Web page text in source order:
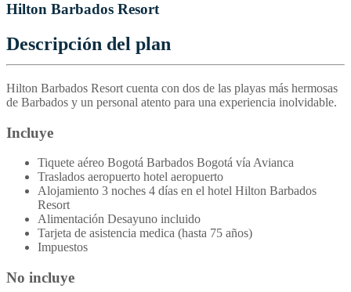
Hilton Barbados Resort
Descripción del plan
Hilton Barbados Resort cuenta con dos de las playas más hermosas
de Barbados y un personal atento para una experiencia inolvidable.
Incluye
Tiquete aéreo Bogotá Barbados Bogotá vía Avianca
Traslados aeropuerto hotel aeropuerto
Alojamiento 3 noches 4 días en el hotel Hilton Barbados
Resort
Alimentación Desayuno incluido
Tarjeta de asistencia medica (hasta 75 años)
Impuestos
No incluye